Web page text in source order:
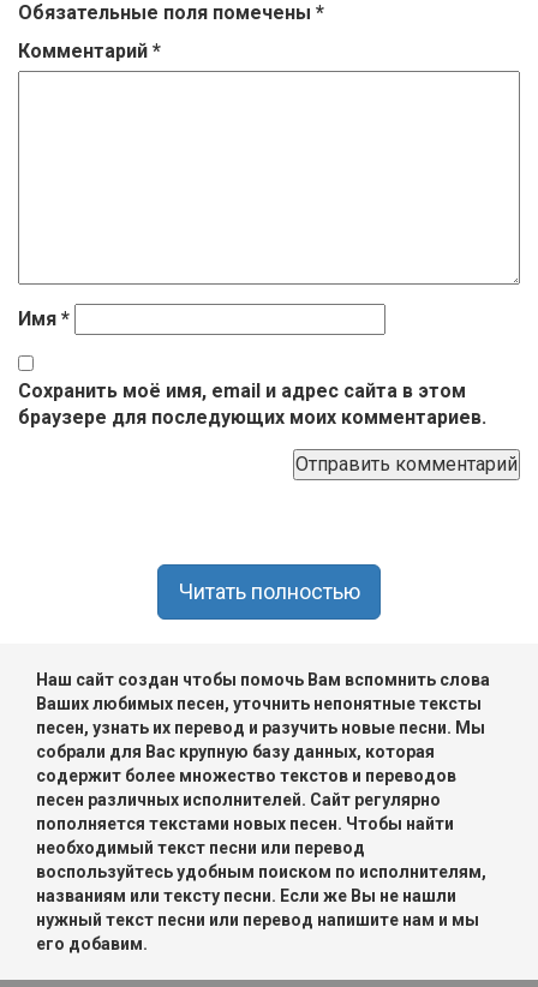
Обязательные поля помечены *
Комментарий *
Имя *
Сохранить моё имя, email и адрес сайта в этом
браузере для последующих моих комментариев.
Читать полностью
Наш сайт создан чтобы помочь Вам вспомнить слова
Ваших любимых песен, уточнить непонятные тексты
песен, узнать их перевод и разучить новые песни. Мы
собрали для Вас крупную базу данных, которая
содержит более множество текстов и переводов
песен различных исполнителей. Сайт регулярно
пополняется текстами новых песен. Чтобы найти
необходимый текст песни или перевод
воспользуйтесь удобным поиском по исполнителям,
названиям или тексту песни. Если же Вы не нашли
нужный текст песни или перевод напишите нам и мы
его добавим.